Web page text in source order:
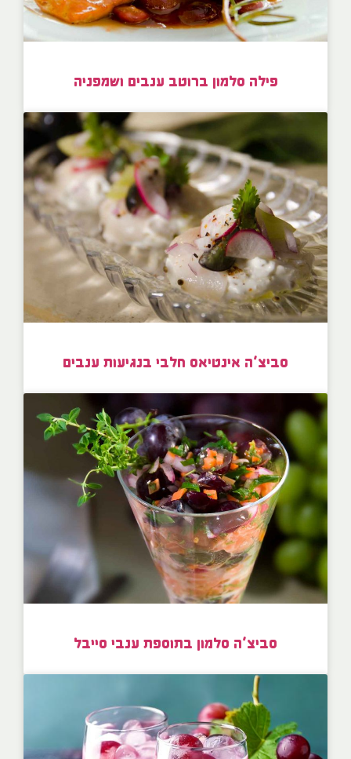
פילה סלמון ברוטב ענבים ושמפניה
סביצ’ה אינטיאס חלבי בנגיעות ענבים
סביצ’ה סלמון בתוספת ענבי סייבל